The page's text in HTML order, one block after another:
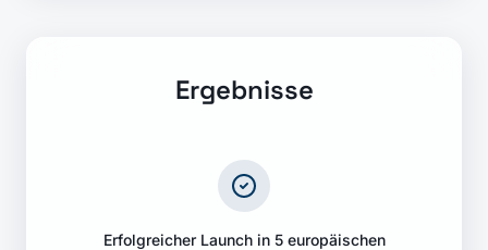
Ergebnisse
Erfolgreicher Launch in 5 europäischen